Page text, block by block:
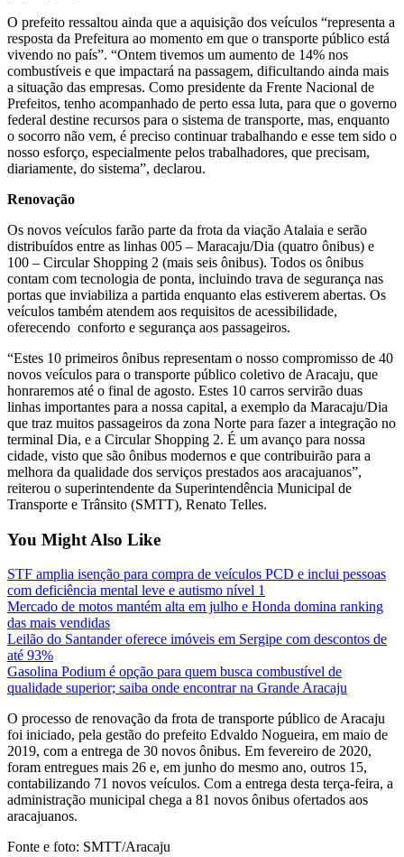
O prefeito ressaltou ainda que a aquisição dos veículos “representa a
resposta da Prefeitura ao momento em que o transporte público está
vivendo no país”. “Ontem tivemos um aumento de 14% nos
combustíveis e que impactará na passagem, dificultando ainda mais
a situação das empresas. Como presidente da Frente Nacional de
Prefeitos, tenho acompanhado de perto essa luta, para que o governo
federal destine recursos para o sistema de transporte, mas, enquanto
o socorro não vem, é preciso continuar trabalhando e esse tem sido o
nosso esforço, especialmente pelos trabalhadores, que precisam,
diariamente, do sistema”, declarou.
Renovação
Os novos veículos farão parte da frota da viação Atalaia e serão
distribuídos entre as linhas 005 – Maracaju/Dia (quatro ônibus) e
100 – Circular Shopping 2 (mais seis ônibus). Todos os ônibus
contam com tecnologia de ponta, incluindo trava de segurança nas
portas que inviabiliza a partida enquanto elas estiverem abertas. Os
veículos também atendem aos requisitos de acessibilidade,
oferecendo conforto e segurança aos passageiros.
“Estes 10 primeiros ônibus representam o nosso compromisso de 40
novos veículos para o transporte público coletivo de Aracaju, que
honraremos até o final de agosto. Estes 10 carros servirão duas
linhas importantes para a nossa capital, a exemplo da Maracaju/Dia
que traz muitos passageiros da zona Norte para fazer a integração no
terminal Dia, e a Circular Shopping 2. É um avanço para nossa
cidade, visto que são ônibus modernos e que contribuirão para a
melhora da qualidade dos serviços prestados aos aracajuanos”,
reiterou o superintendente da Superintendência Municipal de
Transporte e Trânsito (SMTT), Renato Telles.
You Might Also Like
STF amplia isenção para compra de veículos PCD e inclui pessoas
com deficiência mental leve e autismo nível 1
Mercado de motos mantém alta em julho e Honda domina ranking
das mais vendidas
Leilão do Santander oferece imóveis em Sergipe com descontos de
até 93%
Gasolina Podium é opção para quem busca combustível de
qualidade superior; saiba onde encontrar na Grande Aracaju
O processo de renovação da frota de transporte público de Aracaju
foi iniciado, pela gestão do prefeito Edvaldo Nogueira, em maio de
2019, com a entrega de 30 novos ônibus. Em fevereiro de 2020,
foram entregues mais 26 e, em junho do mesmo ano, outros 15,
contabilizando 71 novos veículos. Com a entrega desta terça-feira, a
administração municipal chega a 81 novos ônibus ofertados aos
aracajuanos.
Fonte e foto: SMTT/Aracaju